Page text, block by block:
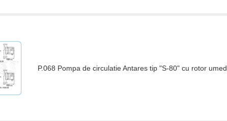
P.068 Pompa de circulatie Antares tip "S-80" cu rotor umed.